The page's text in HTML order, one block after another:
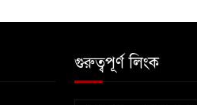
গুরুত্বপূর্ণ লিংক